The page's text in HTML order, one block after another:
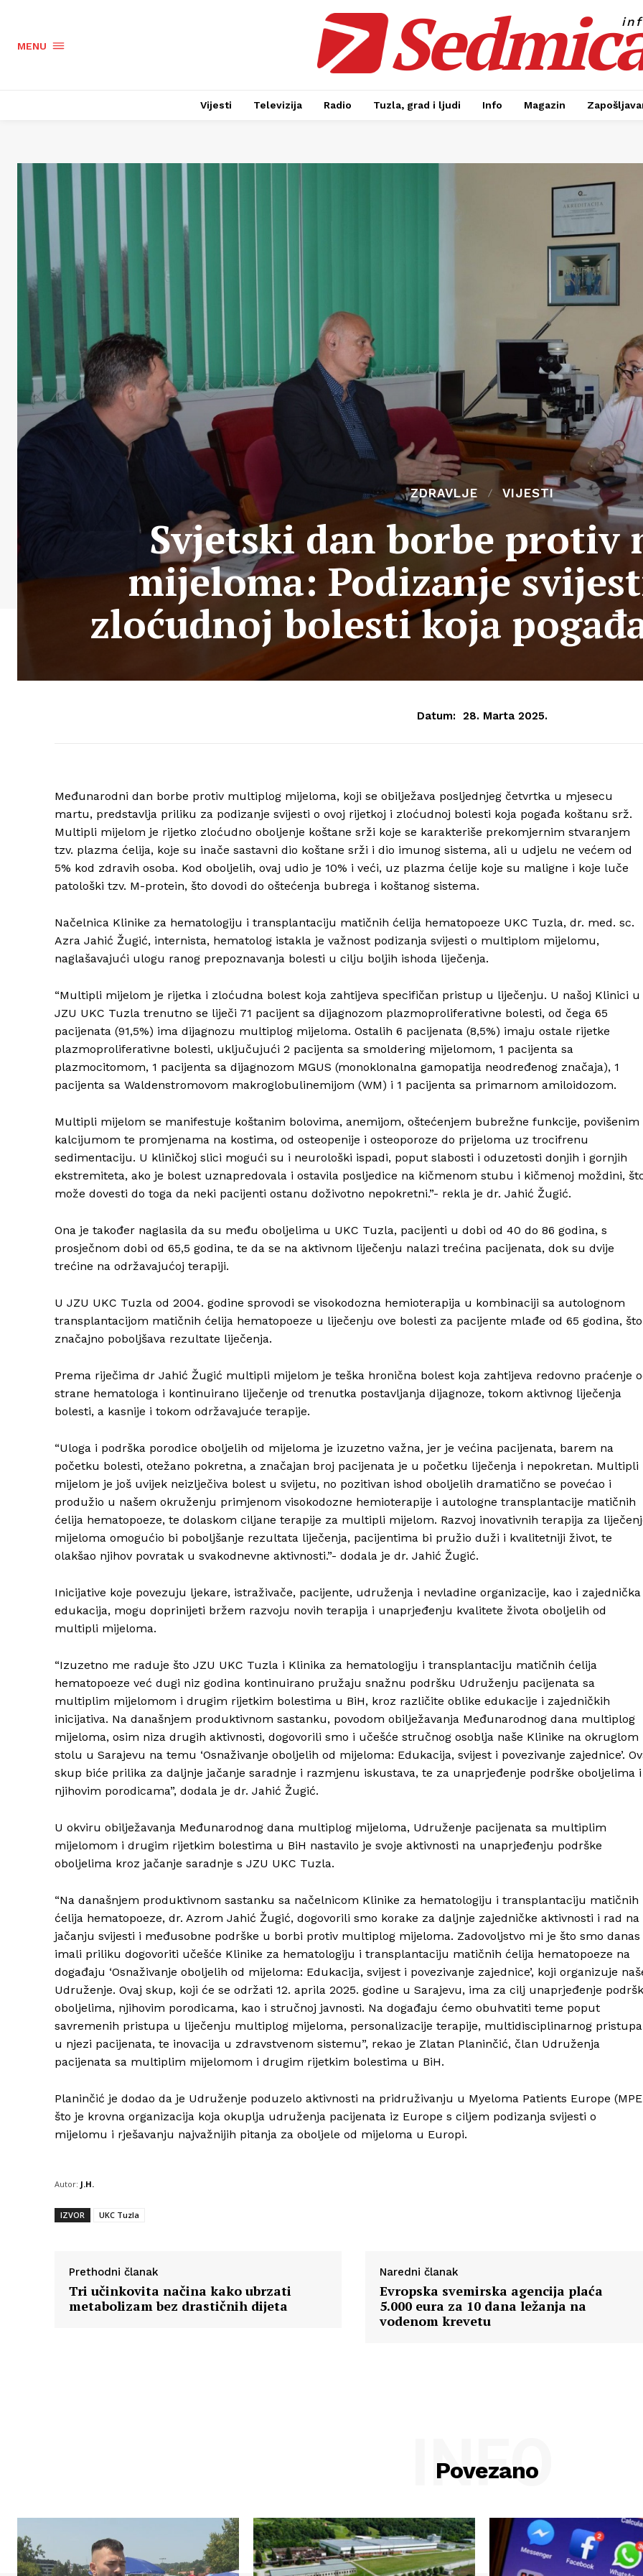
Info
O nama
Kontakt
MENU
Vijesti Televizija Radio Tuzla, grad i ljudi Info Magazin
ZDRAVLJE VIJESTI
Svjetski dan borbe protiv
mijeloma: Podizanje
zloćudnoj bolesti koja
Datum: 28. Marta 2025.
Međunarodni dan borbe protiv multiplog mijeloma, koji se obilježava posljednjeg četvrtka u mjesecu
martu, predstavlja priliku za podizanje svijesti o ovoj rijetkoj i zloćudnoj bolesti koja pogađa koštanu srž.
Multipli mijelom je rijetko zloćudno oboljenje koštane srži koje se karakteriše prekomjernim stvaranjem
tzv. plazma ćelija, koje su inače sastavni dio koštane srži i dio imunog sistema, ali u udjelu ne većem od
5% kod zdravih osoba. Kod oboljelih, ovaj udio je 10% i veći, uz plazma ćelije koje su maligne i koje luče
patološki tzv. M-protein, što dovodi do oštećenja bubrega i koštanog sistema.
Načelnica Klinike za hematologiju i transplantaciju matičnih ćelija hematopoeze UKC Tuzla, dr. med. sc.
Azra Jahić Žugić, internista, hematolog istakla je važnost podizanja svijesti o multiplom mijelomu,
naglašavajući ulogu ranog prepoznavanja bolesti u cilju boljih ishoda liječenja.
“Multipli mijelom je rijetka i zloćudna bolest koja zahtijeva specifičan pristup u liječenju. U našoj Klinici u
JZU UKC Tuzla trenutno se liječi 71 pacijent sa dijagnozom plazmoproliferativne bolesti, od čega 65
pacijenata (91,5%) ima dijagnozu multiplog mijeloma. Ostalih 6 pacijenata (8,5%) imaju ostale rijetke
plazmoproliferativne bolesti, uključujući 2 pacijenta sa smoldering mijelomom, 1 pacijenta sa
plazmocitomom, 1 pacijenta sa dijagnozom MGUS (monoklonalna gamopatija neodređenog značaja), 1
pacijenta sa Waldenstromovom makroglobulinemijom (WM) i 1 pacijenta sa primarnom amiloidozom.
Multipli mijelom se manifestuje koštanim bolovima, anemijom, oštećenjem bubrežne funkcije, povišenim
kalcijumom te promjenama na kostima, od osteopenije i osteoporoze do prijeloma uz trocifrenu
sedimentaciju. U kliničkoj slici mogući su i neurološki ispadi, poput slabosti i oduzetosti donjih i gornjih
ekstremiteta, ako je bolest uznapredovala i ostavila posljedice na kičmenom stubu i kičmenoj moždini,
može dovesti do toga da neki pacijenti ostanu doživotno nepokretni.”- rekla je dr. Jahić Žugić.
Ona je također naglasila da su među oboljelima u UKC Tuzla, pacijenti u dobi od 40 do 86 godina, s
prosječnom dobi od 65,5 godina, te da se na aktivnom liječenju nalazi trećina pacijenata, dok su dvije
trećine na održavajućoj terapiji.
U JZU UKC Tuzla od 2004. godine sprovodi se visokodozna hemioterapija u kombinaciji sa autolognom
transplantacijom matičnih ćelija hematopoeze u liječenju ove bolesti za pacijente mlađe od 65 godina, što
značajno poboljšava rezultate liječenja.
Prema riječima dr Jahić Žugić multipli mijelom je teška hronična bolest koja zahtijeva redovno praćenje
strane hematologa i kontinuirano liječenje od trenutka postavljanja dijagnoze, tokom aktivnog liječenja
bolesti, a kasnije i tokom održavajuće terapije.
“Uloga i podrška porodice oboljelih od mijeloma je izuzetno važna, jer je većina pacijenata, barem na
početku bolesti, otežano pokretna, a značajan broj pacijenata je u početku liječenja i nepokretan. Multipli
mijelom je još uvijek neizlječiva bolest u svijetu, no pozitivan ishod oboljelih dramatično se povećao i
produžio u našem okruženju primjenom visokodozne hemioterapije i autologne transplantacije matičnih
ćelija hematopoeze, te dolaskom ciljane terapije za multipli mijelom. Razvoj inovativnih terapija za
mijeloma omogućio bi poboljšanje rezultata liječenja, pacijentima bi pružio duži i kvalitetniji život, te
olakšao njihov povratak u svakodnevne aktivnosti.”- dodala je dr. Jahić Žugić.
Inicijative koje povezuju ljekare, istraživače, pacijente, udruženja i nevladine organizacije, kao i zajednička
edukacija, mogu doprinijeti bržem razvoju novih terapija i unaprjeđenju kvalitete života oboljelih od
multipli mijeloma.
“Izuzetno me raduje što JZU UKC Tuzla i Klinika za hematologiju i transplantaciju matičnih ćelija
hematopoeze već dugi niz godina kontinuirano pružaju snažnu podršku Udruženju pacijenata sa
multiplim mijelomom i drugim rijetkim bolestima u BiH, kroz različite oblike edukacije i zajedničkih
inicijativa. Na današnjem produktivnom sastanku, povodom obilježavanja Međunarodnog dana multiplog
mijeloma, osim niza drugih aktivnosti, dogovorili smo i učešće stručnog osoblja naše Klinike na okruglom
stolu u Sarajevu na temu ‘Osnaživanje oboljelih od mijeloma: Edukacija, svijest i povezivanje zajednice’.
skup biće prilika za daljnje jačanje saradnje i razmjenu iskustava, te za unaprjeđenje podrške oboljelima i
njihovim porodicama”, dodala je dr. Jahić Žugić.
U okviru obilježavanja Međunarodnog dana multiplog mijeloma, Udruženje pacijenata sa multiplim
mijelomom i drugim rijetkim bolestima u BiH nastavilo je svoje aktivnosti na unaprjeđenju podrške
oboljelima kroz jačanje saradnje s JZU UKC Tuzla.
“Na današnjem produktivnom sastanku sa načelnicom Klinike za hematologiju i transplantaciju matičnih
ćelija hematopoeze, dr. Azrom Jahić Žugić, dogovorili smo korake za daljnje zajedničke aktivnosti i rad na
jačanju svijesti i međusobne podrške u borbi protiv multiplog mijeloma. Zadovoljstvo mi je što smo danas
imali priliku dogovoriti učešće Klinike za hematologiju i transplantaciju matičnih ćelija hematopoeze na
događaju ‘Osnaživanje oboljelih od mijeloma: Edukacija, svijest i povezivanje zajednice’, koji organizuje
Udruženje. Ovaj skup, koji će se održati 12. aprila 2025. godine u Sarajevu, ima za cilj unaprjeđenje
oboljelima, njihovim porodicama, kao i stručnoj javnosti. Na događaju ćemo obuhvatiti teme poput
savremenih pristupa u liječenju multiplog mijeloma, personalizacije terapije, multidisciplinarnog pristupa
u njezi pacijenata, te inovacija u zdravstvenom sistemu”, rekao je Zlatan Planinčić, član Udruženja
pacijenata sa multiplim mijelomom i drugim rijetkim bolestima u BiH.
Planinčić je dodao da je Udruženje poduzelo aktivnosti na pridruživanju u Myeloma Patients Europe
što je krovna organizacija koja okuplja udruženja pacijenata iz Europe s ciljem podizanja svijesti o
mijelomu i rješavanju najvažnijih pitanja za oboljele od mijeloma u Europi.
Autor: J.H.
IZVOR UKC Tuzla
Prethodni članak
Tri učinkovita načina kako ubrzati
metabolizam bez drastičnih dijeta
Naredni članak
Evropska svemirska agencija plaća
5.000 eura za 10 dana ležanja na
vodenom krevetu
Povezano
INFO